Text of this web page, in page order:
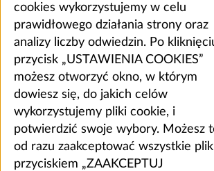
cookies wykorzystujemy w celu
prawidłowego działania strony oraz
analizy liczby odwiedzin. Po
przycisk „USTAWIENIA COOKIES”
możesz otworzyć okno, w którym
dowiesz się, do jakich celów
wykorzystujemy pliki cookie, i
potwierdzić swoje wybory. Możesz
od razu zaakceptować wszystkie
przyciskiem „ZAAKCEPTUJ